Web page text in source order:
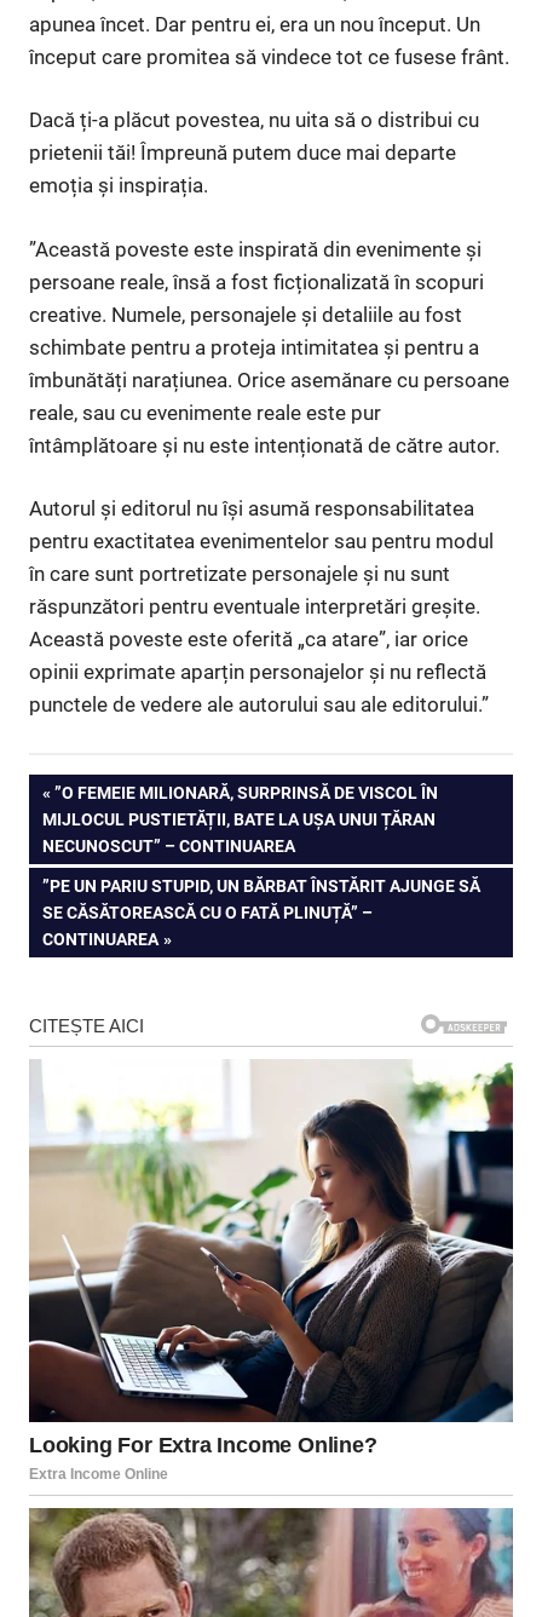
apunea încet. Dar pentru ei, era un nou început. Un
început care promitea să vindece tot ce fusese frânt.
Dacă ți-a plăcut povestea, nu uita să o distribui cu
prietenii tăi! Împreună putem duce mai departe
emoția și inspirația.
”Această poveste este inspirată din evenimente și
persoane reale, însă a fost ficționalizată în scopuri
creative. Numele, personajele și detaliile au fost
schimbate pentru a proteja intimitatea și pentru a
îmbunătăți narațiunea. Orice asemănare cu persoane
reale, sau cu evenimente reale este pur
întâmplătoare și nu este intenționată de către autor.
Autorul și editorul nu își asumă responsabilitatea
pentru exactitatea evenimentelor sau pentru modul
în care sunt portretizate personajele și nu sunt
răspunzători pentru eventuale interpretări greșite.
Această poveste este oferită „ca atare”, iar orice
opinii exprimate aparțin personajelor și nu reflectă
punctele de vedere ale autorului sau ale editorului.”
Navigare
în
articole
PREVIOUS
POST:
”O FEMEIE MILIONARĂ, SURPRINSĂ DE VISCOL ÎN
MIJLOCUL PUSTIETĂȚII, BATE LA UȘA UNUI ȚĂRAN
NECUNOSCUT” – CONTINUAREA
NEXT
POST:
”PE UN PARIU STUPID, UN BĂRBAT ÎNSTĂRIT AJUNGE SĂ
SE CĂSĂTOREASCĂ CU O FATĂ PLINUȚĂ” –
CONTINUAREA